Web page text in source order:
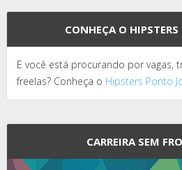
CONHEÇA O
E você está procurando por vagas,
freelas? Conheça o Hipsters Ponto
CARREIRA SEM